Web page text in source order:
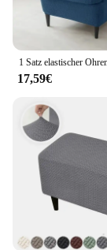
17,59€